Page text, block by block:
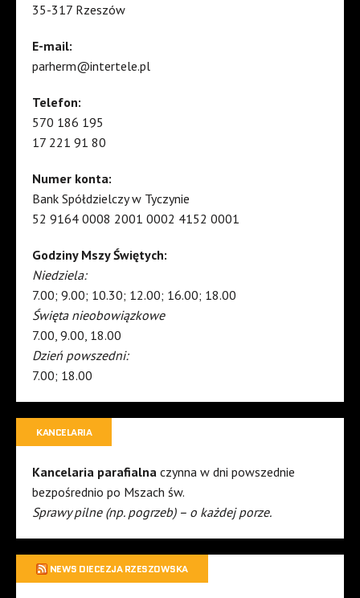
35-317 Rzeszów
E-mail:
parherm@intertele.pl
Telefon:
570 186 195
17 221 91 80
Numer konta:
Bank Spółdzielczy w Tyczynie
52 9164 0008 2001 0002 4152 0001
Godziny Mszy Świętych:
Niedziela:
7.00; 9.00; 10.30; 12.00; 16.00; 18.00
Święta nieobowiązkowe
7.00, 9.00, 18.00
Dzień powszedni:
7.00; 18.00
KANCELARIA
Kancelaria parafialna czynna w dni powszednie
bezpośrednio po Mszach św.
Sprawy pilne (np. pogrzeb) – o każdej porze.
NEWS DIECEZJA RZESZOWSKA